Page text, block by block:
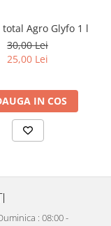
Agro Glyfo 1 l
30,00 Lei
25,00 Lei
IN COS
: 08:00 -